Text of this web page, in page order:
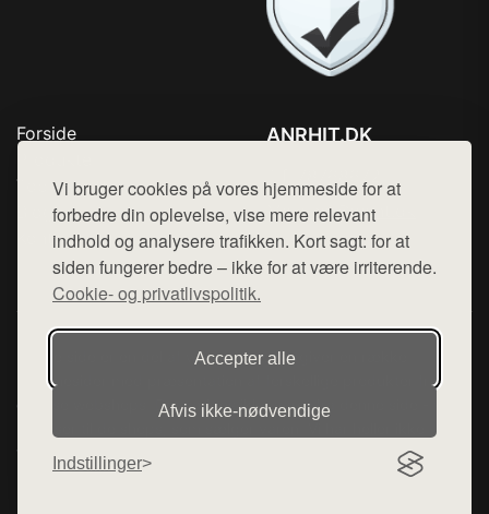
Vi bruger cookies på vores hjemmeside for at
forbedre din oplevelse, vise mere relevant
indhold og analysere trafikken. Kort sagt: for at
siden fungerer bedre – ikke for at være irriterende.
Cookie- og privatlivspolitik.
Accepter alle
Afvis ikke‑nødvendige
Indstillinger
Forside
Top Rabatter
Blog
Kontakt
ANRHIT.DK
Mail: hej@want.dk
Cookie- og privatlivspolitik
Denne side er en del af want.dk, der udgiver en række
hjemmesider med præsentation af forskellige produkter fra
diverse webshops. Der sælges ikke varer fra denne side - vi
henviser til de shops, som sælger varen. Vi har heller ikke
varerne på lager.